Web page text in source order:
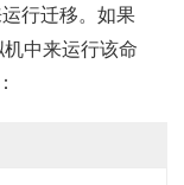
行迁移。如果
机中来运行该命